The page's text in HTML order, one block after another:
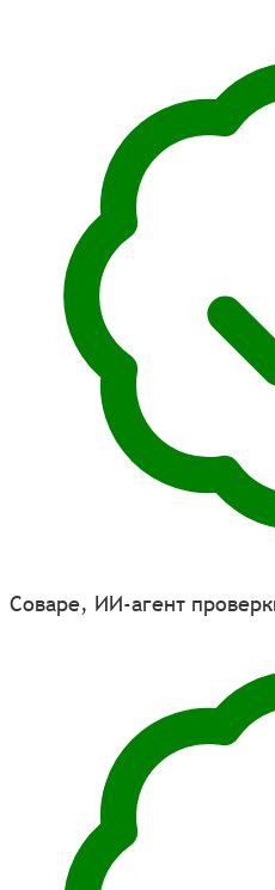
Соваре, ИИ-агент